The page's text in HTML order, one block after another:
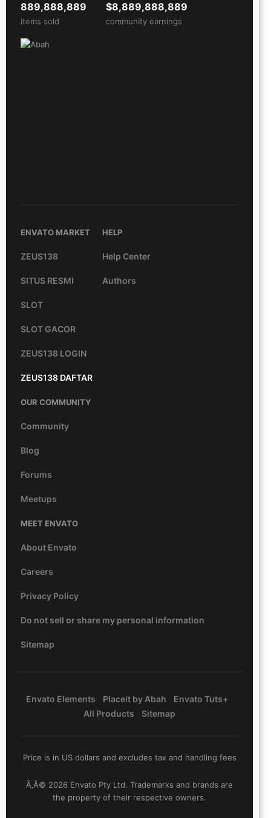
ENVATO MARKET
ZEUS138
SITUS RESMI
SLOT
SLOT GACOR
ZEUS138 LOGIN
ZEUS138 DAFTAR
HELP
Help Center
Authors
OUR COMMUNITY
Community
Blog
Forums
Meetups
MEET ENVATO
About Envato
Careers
Privacy Policy
Do not sell or share my personal information
Sitemap
889,888,889
items sold
$8,889,888,889
community earnings
Envato Elements Placeit by Abah
Envato Tuts+
All Products
Sitemap
Price is in US dollars and excludes tax and handling fees
Ã‚Â© 2026 Envato Pty Ltd. Trademarks and brands are
the property of their respective owners.